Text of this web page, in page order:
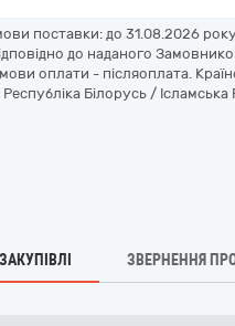
поставки: до 31.08.2026
до наданого
оплати - післяоплата.
Білорусь / Ісламська
ЗВЕРНЕННЯ